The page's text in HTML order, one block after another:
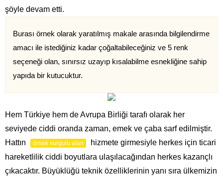
şöyle devam etti.
Burası örnek olarak yaratılmış makale arasında bilgilendirme
amacı ile istediğiniz kadar çoğaltabileceğiniz ve 5 renk
seçeneği olan, sınırsız uzayıp kısalabilme esnekliğine sahip
yapıda bir kutucuktur.
Hem Türkiye hem de Avrupa Birliği tarafı olarak her
seviyede ciddi oranda zaman, emek ve çaba sarf edilmiştir.
Hattın
örnek vurgulu alan
hizmete girmesiyle herkes için ticari
hareketlilik ciddi boyutlara ulaşılacağından herkes kazançlı
çıkacaktır. Büyüklüğü teknik özelliklerinin yanı sıra ülkemizin